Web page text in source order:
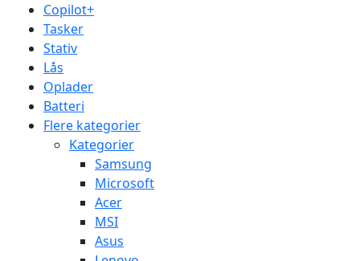
Copilot+
Tasker
Stativ
Lås
Oplader
Batteri
Flere kategorier
Kategorier
Samsung
Microsoft
Acer
MSI
Asus